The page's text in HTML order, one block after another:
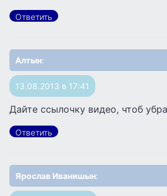
Ответить
Алтын:
13.08.2013 в 17:41
Дайте ссылочку видео, чтоб
Ответить
Ярослав Иванишын: